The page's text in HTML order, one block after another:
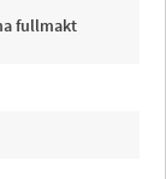
fullmakt